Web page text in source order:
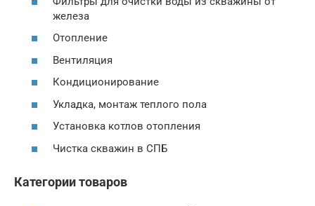
железа
Отопление
Вентиляция
Кондиционирование
Укладка, монтаж теплого пола
Установка котлов отопления
Чистка скважин в СПБ
Категории товаров